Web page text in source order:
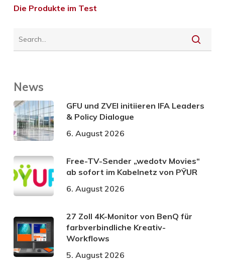
Die Produkte im Test
News
GFU und ZVEI initiieren IFA Leaders
& Policy Dialogue
6. August 2026
Free-TV-Sender „wedotv Movies“
ab sofort im Kabelnetz von PŸUR
6. August 2026
27 Zoll 4K-Monitor von BenQ für
farbverbindliche Kreativ-
Workflows
5. August 2026